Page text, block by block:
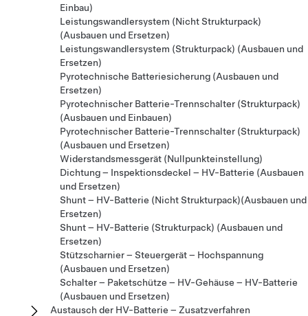
Einbau)
Leistungswandlersystem (Nicht Strukturpack)
(Ausbauen und Ersetzen)
Leistungswandlersystem (Strukturpack) (Ausbauen und
Ersetzen)
Pyrotechnische Batteriesicherung (Ausbauen und
Ersetzen)
Pyrotechnischer Batterie-Trennschalter (Strukturpack)
(Ausbauen und Einbauen)
Pyrotechnischer Batterie-Trennschalter (Strukturpack)
(Ausbauen und Ersetzen)
Widerstandsmessgerät (Nullpunkteinstellung)
Dichtung – Inspektionsdeckel – HV-Batterie (Ausbauen
und Ersetzen)
Shunt – HV-Batterie (Nicht Strukturpack)(Ausbauen und
Ersetzen)
Shunt – HV-Batterie (Strukturpack) (Ausbauen und
Ersetzen)
Stützscharnier – Steuergerät – Hochspannung
(Ausbauen und Ersetzen)
Schalter – Paketschütze – HV-Gehäuse – HV-Batterie
(Ausbauen und Ersetzen)
Austausch der HV-Batterie – Zusatzverfahren